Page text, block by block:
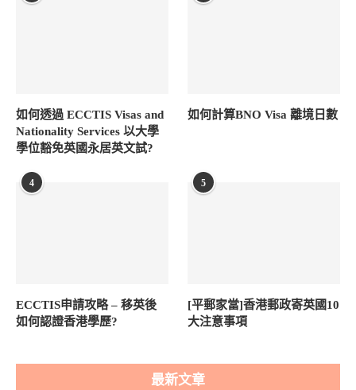
如何透過 ECCTIS Visas and
Nationality Services 以大學
學位豁免英國永居英文試?
如何計算BNO Visa 離境日數
4
ECCTIS申請攻略 – 移英後
如何認證香港學歷?
5
[平郵家當]香港郵政寄英國10
大注意事項
最新文章